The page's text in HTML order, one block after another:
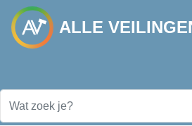
ALLE